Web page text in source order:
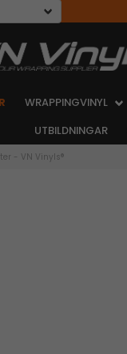
WRAPPINGVINYL
UTBILDNINGAR
- VN Vinyls®